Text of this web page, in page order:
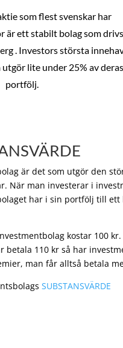
som flest svenskar har
är ett stabilt bolag som drivs
. Investors största
lite under 25% av deras
portfölj.
är det som utgör den
När man investerar i
har i sin portfölj till ett
kostar 100
betala 110 kr så har
man får alltså betala
SUBSTANSVÄRDE